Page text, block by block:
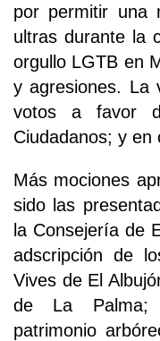
por permitir una
ultras durante la
orgullo LGTB en
y agresiones. La
votos a favor
Ciudadanos; y en
Más mociones
sido las
la Consejería de
adscripción de
Vives de El
de La Palma;
patrimonio